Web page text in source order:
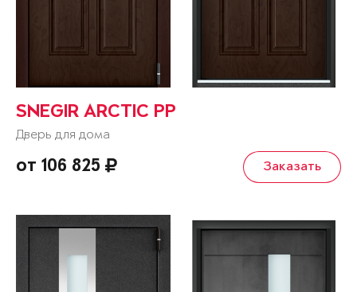
SNEGIR ARCTIC PP
Дверь для дома
от 106 825 Заказать